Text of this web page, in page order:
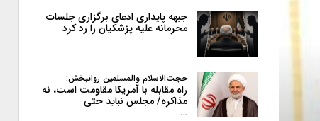
جبهه پایداری ادعای برگزاری جلسات
محرمانه علیه پزشکیان را رد کرد
حجت‌الاسلام والمسلمین روانبخش:
راه مقابله با آمریکا مقاومت است، نه
مذاکره/ مجلس نباید حتی
…